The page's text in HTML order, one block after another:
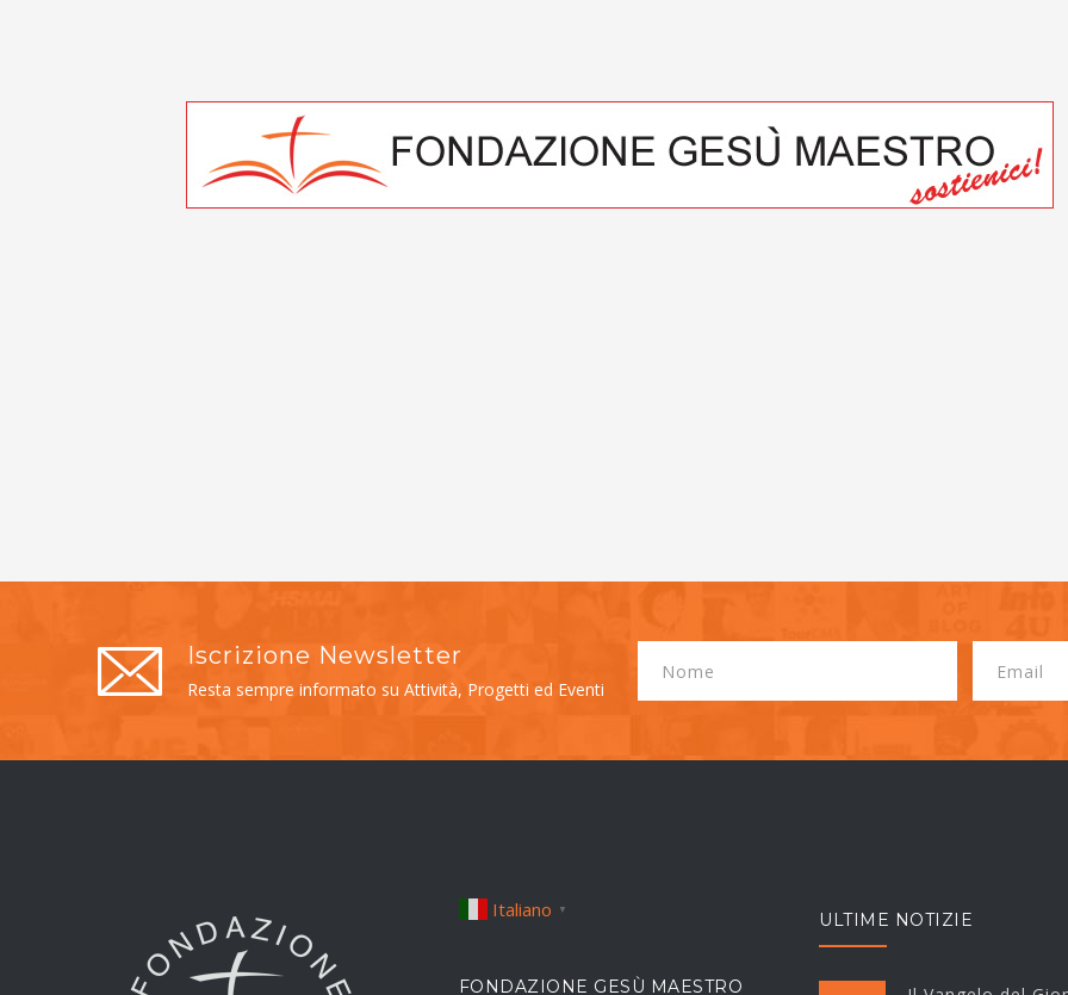
Iscrizione Newsletter
Resta sempre informato su Attività, Progetti ed Eventi
Italiano ▼
FONDAZIONE GESÙ MAESTRO
ULTIME NOTIZIE